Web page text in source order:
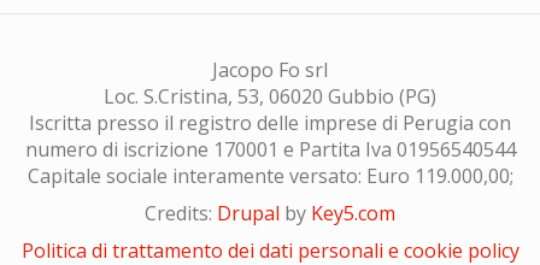
Jacopo Fo srl
Loc. S.Cristina, 53, 06020 Gubbio (PG)
Iscritta presso il registro delle imprese di Perugia con
numero di iscrizione 170001 e Partita Iva 01956540544
Capitale sociale interamente versato: Euro 119.000,00;
Credits: Drupal by Key5.com
Politica di trattamento dei dati personali e cookie policy